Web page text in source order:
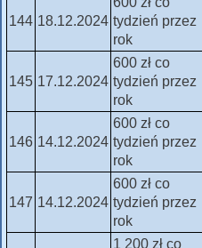
144 18.12.2024 tydzień przez
rok
145 17.12.2024
600 zł co
tydzień przez
rok
146 14.12.2024
600 zł co
tydzień przez
rok
147 14.12.2024
600 zł co
tydzień przez
rok
1 200 zł co